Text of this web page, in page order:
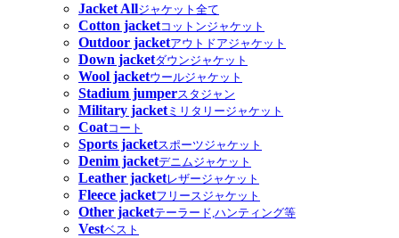
Jacket Allジャケット全て
Cotton jacketコットンジャケット
Outdoor jacketアウトドアジャケット
Down jacketダウンジャケット
Wool jacketウールジャケット
Stadium jumperスタジャン
Military jacketミリタリージャケット
Coatコート
Sports jacketスポーツジャケット
Denim jacketデニムジャケット
Leather jacketレザージャケット
Fleece jacketフリースジャケット
Other jacketテーラード,ハンティング等
Vestベスト